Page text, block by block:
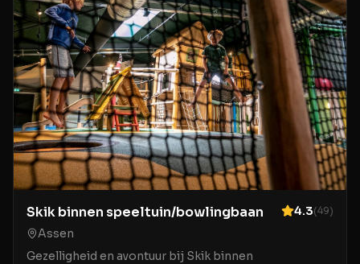
Skik binnen speeltuin/bowlingbaan 4.3(49)
Assen
Gezelligheid en avontuur bij Skik binnen